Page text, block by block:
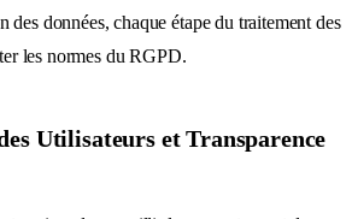
des données, chaque étape du traitement des
les normes du RGPD.
Utilisateurs et Transparence